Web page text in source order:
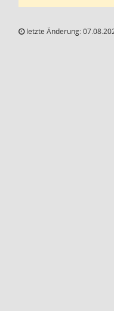
letzte Änderung: